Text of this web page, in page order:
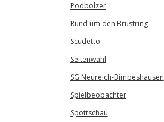
Podbolzer
Rund um den Brustring
Scudetto
Seitenwahl
SG Neureich-Bimbeshausen
Spielbeobachter
Spottschau